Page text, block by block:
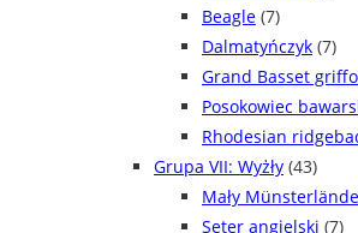
Beagle (7)
Dalmatyńczyk (7)
Grand Basset
Posokowiec
Rhodesian
Grupa VII: Wyżły (43)
Mały
Seter angielski (7)